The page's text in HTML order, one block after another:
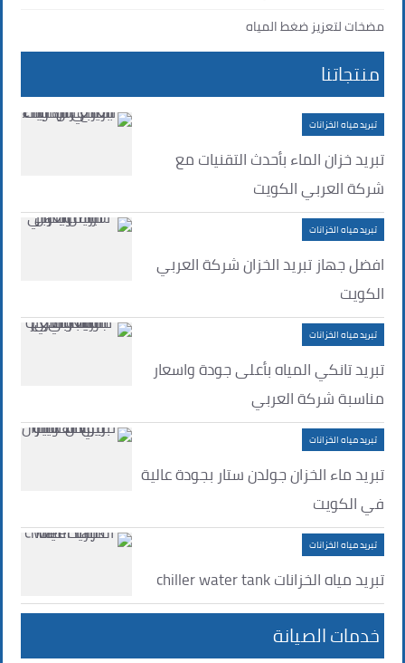
مضخات لتعزيز ضغط المياه
منتجاتنا
تبريد مياه الخزانات
تبريد خزان الماء بأحدث التقنيات مع
شركة العربي الكويت
تبريد مياه الخزانات
افضل جهاز تبريد الخزان شركة العربي
الكويت
تبريد مياه الخزانات
تبريد تانكي المياه بأعلى جودة واسعار
مناسبة شركة العربي
تبريد مياه الخزانات
تبريد ماء الخزان جولدن ستار بجودة عالية
في الكويت
تبريد مياه الخزانات
تبريد مياه الخزانات chiller water tank
خدمات الصيانة